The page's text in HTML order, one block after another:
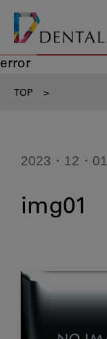
error
TOP >
2023・12・01
img01